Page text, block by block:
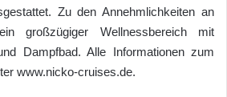
Zu den Annehmlichkeiten an
großzügiger Wellnessbereich mit
Dampfbad. Alle Informationen zum
www.nicko-cruises.de.